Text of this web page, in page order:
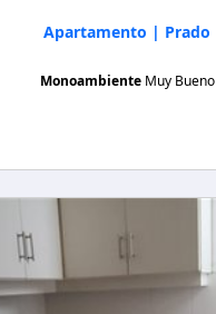
Apartamento | Prado
Monoambiente Muy Bueno